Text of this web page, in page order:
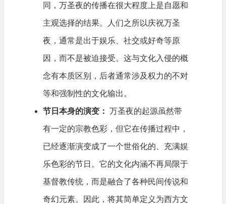
同，万圣夜的传播在很大程度上是自愿和
主观选择的结果。人们之所以庆祝万圣
夜，通常是出于娱乐、社交或好奇等原
因，而不是被迫接受。这与文化入侵的概
念有本质区别，后者通常涉及权力的不对
等和强制性的文化输出。
节日本身的演变： 万圣夜的起源虽然带
有一定的宗教色彩，但它在传播过程中，
已经逐渐演变成了一个世俗化的、充满娱
乐色彩的节日。它的文化内涵不再局限于
基督教传统，而是融合了各种民间传说和
奇幻元素。因此，将其简单定义为西方文